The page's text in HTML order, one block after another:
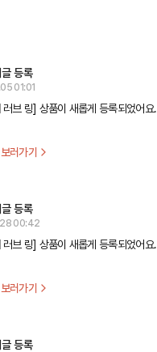
등록
01:01
러브 링] 상품이 새롭게 등록되었어요.
러가기
등록
00:42
러브 링] 상품이 새롭게 등록되었어요.
러가기
등록